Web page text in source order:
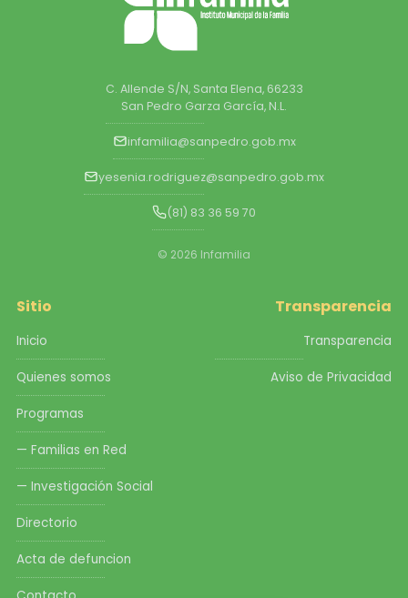
C. Allende S/N, Santa Elena, 66233
San Pedro Garza García, N.L.
infamilia@sanpedro.gob.mx
yesenia.rodriguez@sanpedro.gob.mx
(81) 83 36 59 70
© 2026 Infamilia
Sitio
Inicio
Quienes somos
Programas
— Familias en Red
— Investigación Social
Directorio
Acta de defuncion
Transparencia
Transparencia
Aviso de Privacidad